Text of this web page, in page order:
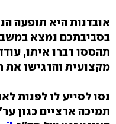
אובדנות היא תופעה
בסביבתכם נמצא
תהססו דברו איתו,
מקצועית והדגישו את
נסו לסייע לו לפנות
תמיכה ארציים כגון ער"ן